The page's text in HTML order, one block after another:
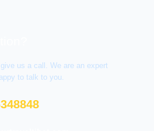
us a call. We are an expert
to talk to you.